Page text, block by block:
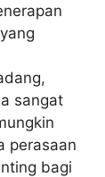
sangat
perasaan
bagi